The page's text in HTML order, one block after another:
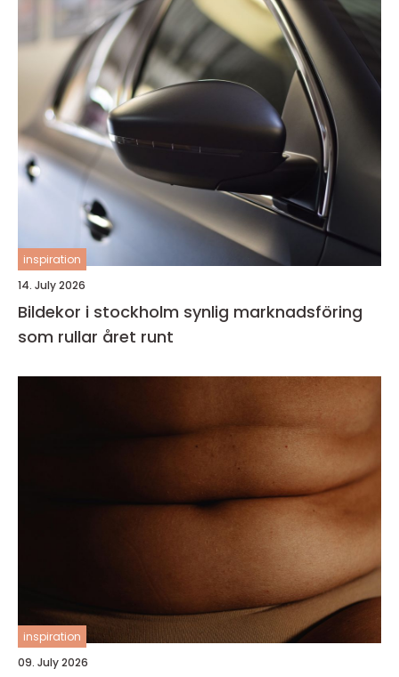
inspiration
14. July 2026
Bildekor i stockholm synlig marknadsföring
som rullar året runt
inspiration
09. July 2026